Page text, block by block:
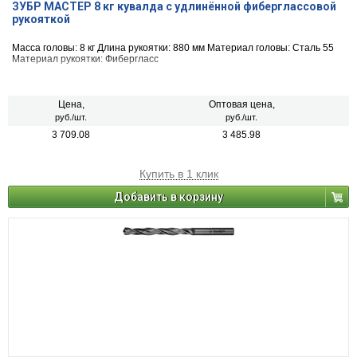
ЗУБР МАСТЕР 8 кг кувалда с удлинённой фиберглассовой
рукояткой
Масса головы: 8 кг Длина рукоятки: 880 мм Материал головы: Сталь 55
Материал рукоятки: Фибергласс
Цена,
руб./шт.
Оптовая цена,
руб./шт.
3 709.08 3 485.98
Купить в 1 клик
Добавить в корзину